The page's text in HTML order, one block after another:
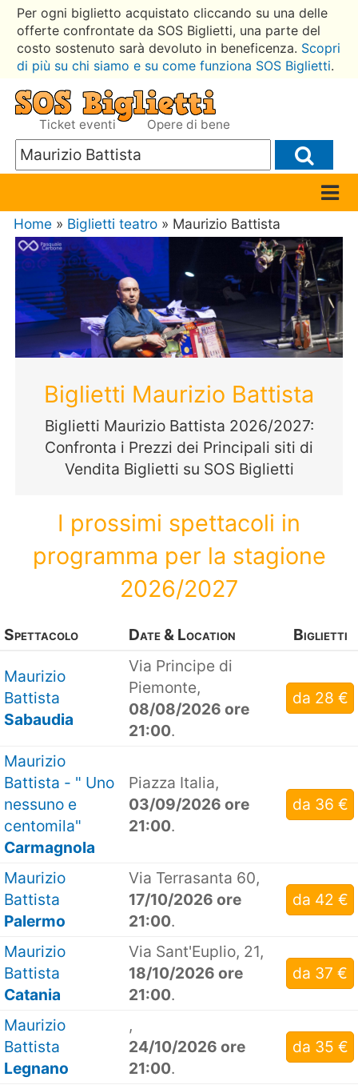
Per ogni biglietto acquistato cliccando su una delle
offerte confrontate da SOS Biglietti, una parte del
costo sostenuto sarà devoluto in beneficenza. Scopri
di più su chi siamo e su come funziona SOS Biglietti.
Ticket eventi Opere di bene
Home » Biglietti teatro » Maurizio Battista
Biglietti Maurizio Battista
Biglietti Maurizio Battista 2026/2027:
Confronta i Prezzi dei Principali siti di
Vendita Biglietti su SOS Biglietti
I prossimi spettacoli in
programma per la stagione
2026/2027
Spettacolo Date & Location Biglietti
Maurizio
Battista
Sabaudia
Via Principe di
Piemonte,
08/08/2026 ore
21:00.
da 28 €
Maurizio
Battista - " Uno
nessuno e
centomila"
Carmagnola
Piazza Italia,
03/09/2026 ore
21:00.
da 36 €
Maurizio
Battista
Palermo
Via Terrasanta 60,
17/10/2026 ore
21:00.
da 42 €
Maurizio
Battista
Catania
Via Sant'Euplio, 21,
18/10/2026 ore
21:00.
da 37 €
Maurizio
Battista
Legnano
,
24/10/2026 ore
21:00.
da 35 €